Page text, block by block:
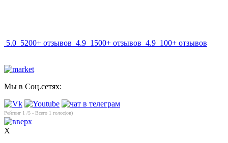
5.0 5200+ отзывов 4.9 1500+ отзывов 4.9 100+ отзывов
Мы в Соц.сетях:
Рейтинг 1 /5 - Всего 1 голос(ов)
X